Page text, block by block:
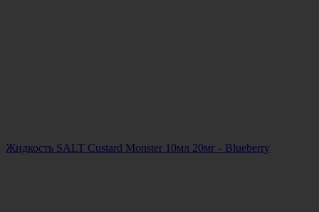
Жидкость SALT Custard Monster 10мл 20мг - Blueberry